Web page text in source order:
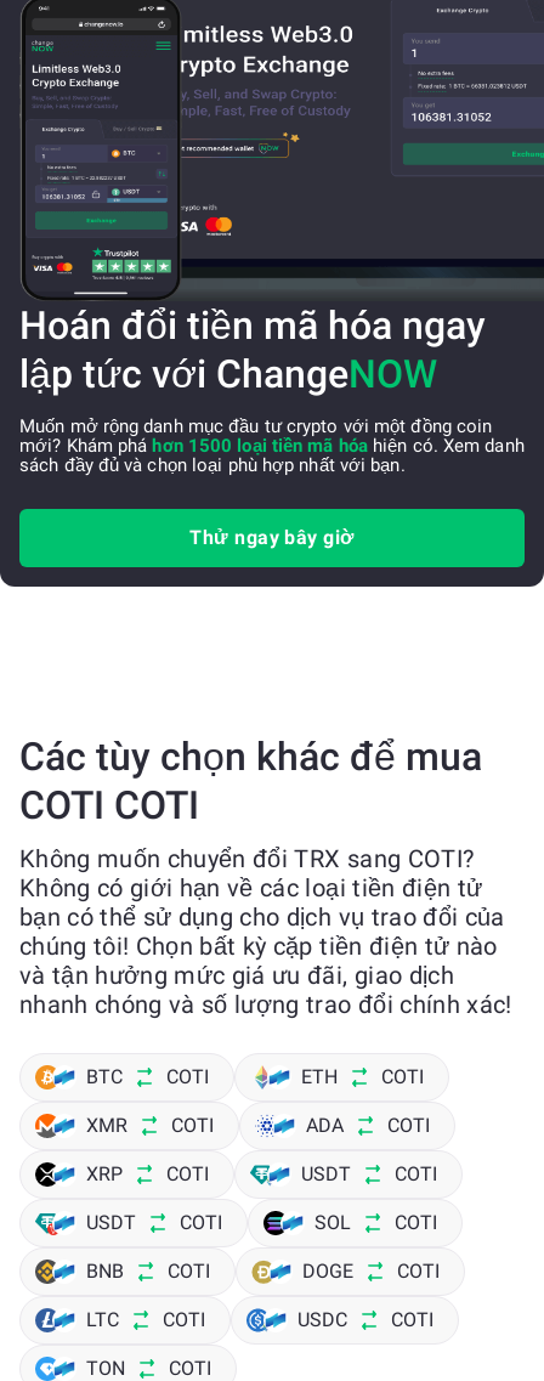
Hoán đổi tiền mã hóa ngay
lập tức với ChangeNOW
Muốn mở rộng danh mục đầu tư crypto với một đồng coin
mới? Khám pháhơn 1500 loại tiền mã hóahiện có. Xem danh
sách đầy đủ và chọn loại phù hợp nhất với bạn.
Thử ngay bây giờ
Các tùy chọn khác để mua
COTI COTI
Không muốn chuyển đổi TRX sang COTI?
Không có giới hạn về các loại tiền điện tử
bạn có thể sử dụng cho dịch vụ trao đổi của
chúng tôi! Chọn bất kỳ cặp tiền điện tử nào
và tận hưởng mức giá ưu đãi, giao dịch
nhanh chóng và số lượng trao đổi chính xác!
BTC COTI ETH COTI
XMR COTI ADA COTI
XRP COTI USDT COTI
USDT COTI SOL COTI
BNB COTI DOGE COTI
LTC COTI USDC COTI
TON COTI